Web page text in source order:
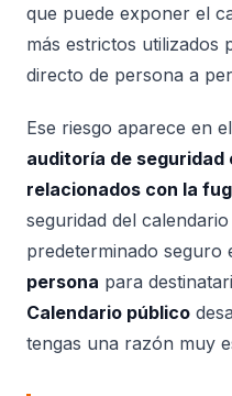
que puede exponer el
más estrictos utilizados
directo de persona a
Ese riesgo aparece en el
auditoría de seguridad
relacionados con la
seguridad del
predeterminado seguro
persona para
Calendario público
tengas una razón muy